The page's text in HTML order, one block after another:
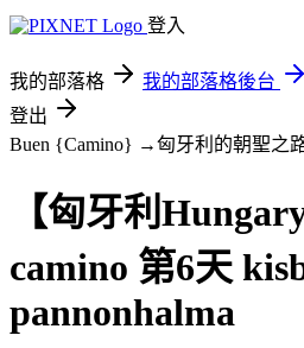
登入
我的部落格 我的部落格後台
登出
Buen {Camino} →匈牙利的朝聖之
【匈牙利
camino 第6天
pannonhalma